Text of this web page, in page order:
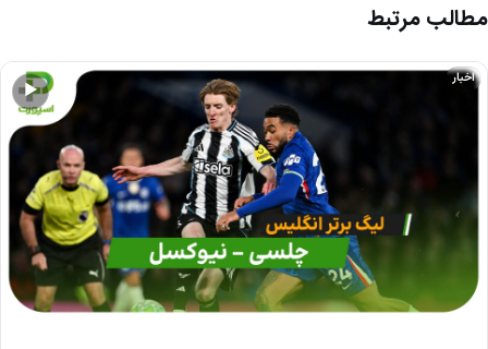
مطالب مرتبط
▶
اخبار